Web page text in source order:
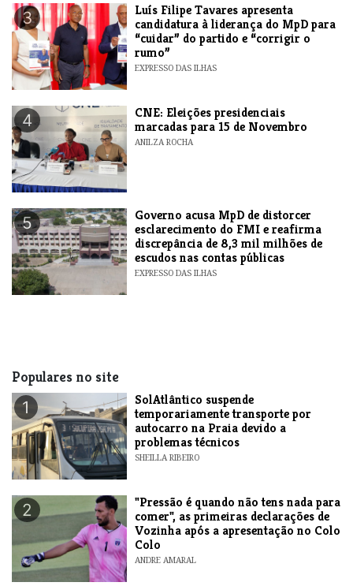
3
Luís Filipe Tavares apresenta
candidatura à liderança do MpD para
“cuidar” do partido e “corrigir o
rumo”
EXPRESSO DAS ILHAS
4
CNE: Eleições presidenciais
marcadas para 15 de Novembro
ANILZA ROCHA
5
Governo acusa MpD de distorcer
esclarecimento do FMI e reafirma
discrepância de 8,3 mil milhões de
escudos nas contas públicas
EXPRESSO DAS ILHAS
Populares no site
1
SolAtlântico suspende
temporariamente transporte por
autocarro na Praia devido a
problemas técnicos
SHEILLA RIBEIRO
2
"Pressão é quando não tens nada para
comer", as primeiras declarações de
Vozinha após a apresentação no Colo
Colo
ANDRE AMARAL